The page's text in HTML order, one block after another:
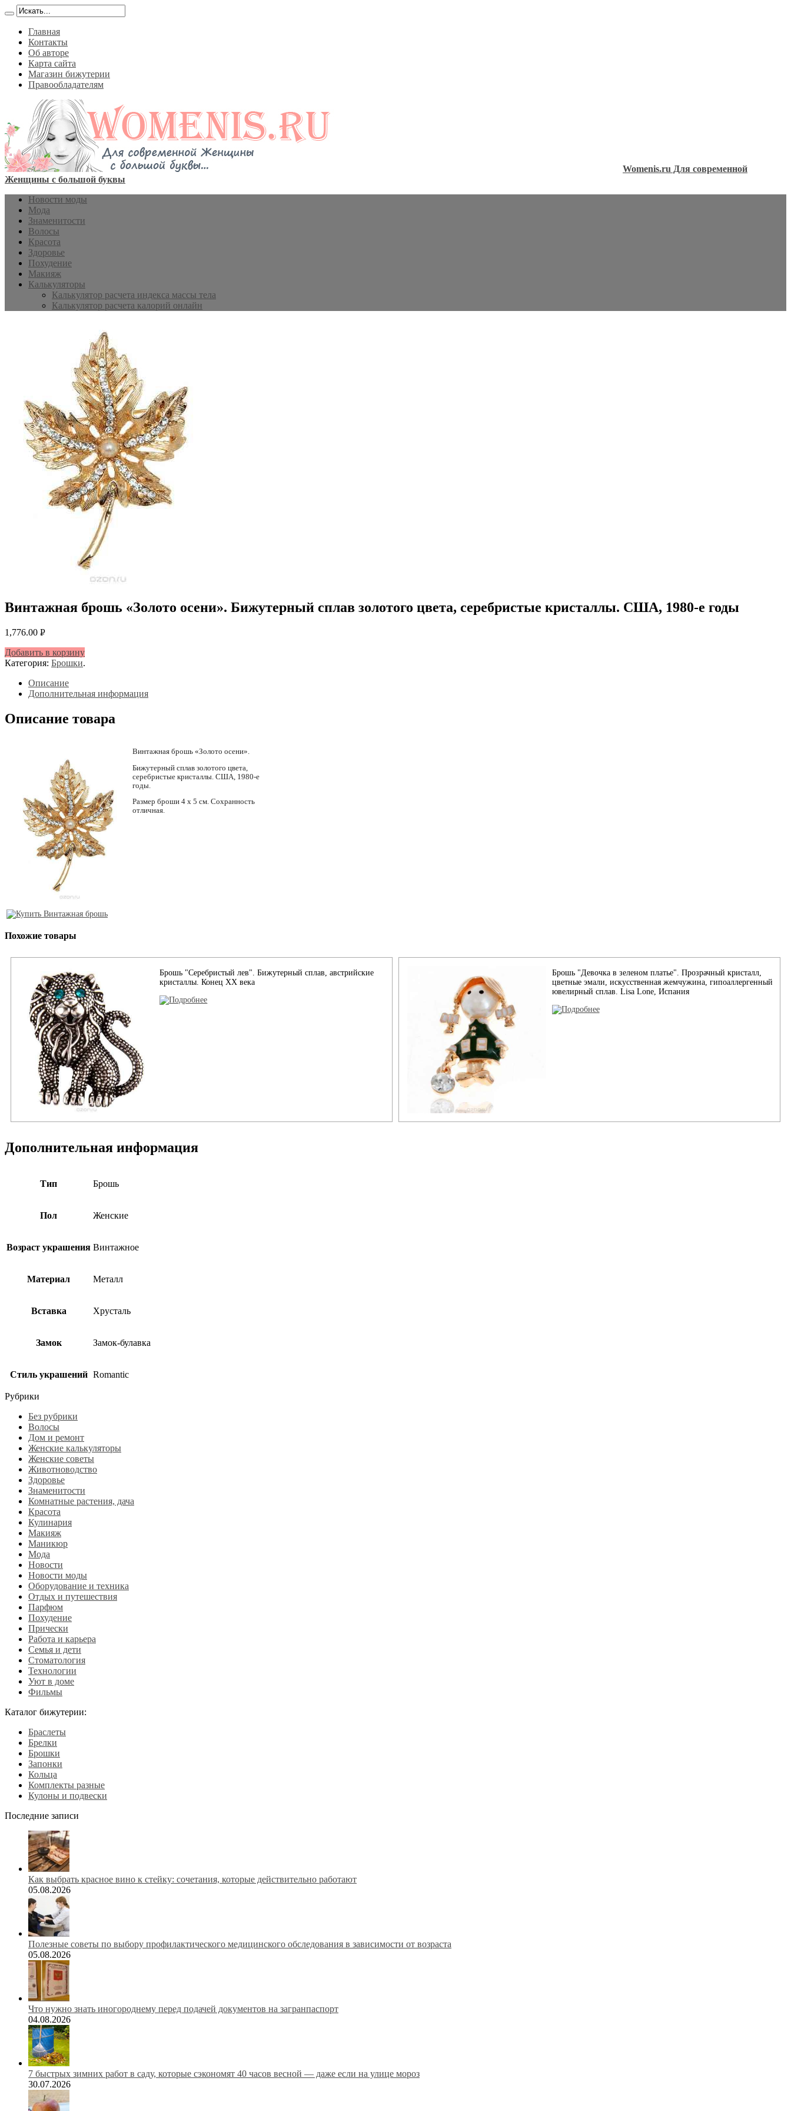
Главная
Контакты
Об авторе
Карта сайта
Магазин бижутерии
Правообладателям
Womenis.ru Для современной
Женщины с большой буквы
Новости моды
Мода
Знаменитости
Волосы
Красота
Здоровье
Похудение
Макияж
Калькуляторы
Калькулятор расчета индекса массы тела
Калькулятор расчета калорий онлайн
Винтажная брошь «Золото осени». Бижутерный сплав золотого цвета, серебристые кристаллы. США, 1980-е годы
1,776.00 Р
Добавить в корзину
Категория: Брошки.
Описание
Дополнительная информация
Описание товара
Винтажная брошь «Золото осени».
Бижутерный сплав золотого цвета,
серебристые кристаллы. США, 1980-е
годы.
Размер броши 4 х 5 см. Сохранность
отличная.
Похожие товары
Брошь "Серебристый лев". Бижутерный сплав, австрийские
кристаллы. Конец XX века
Брошь "Девочка в зеленом платье". Прозрачный кристалл,
цветные эмали, искусственная жемчужина, гипоаллергенный
ювелирный сплав. Lisa Lone, Испания
Дополнительная информация
Тип Брошь
Пол Женские
Возраст украшения Винтажное
Материал Металл
Вставка Хрусталь
Замок Замок-булавка
Стиль украшений Romantic
Рубрики
Без рубрики
Волосы
Дом и ремонт
Женские калькуляторы
Женские советы
Животноводство
Здоровье
Знаменитости
Комнатные растения, дача
Красота
Кулинария
Макияж
Маникюр
Мода
Новости
Новости моды
Оборудование и техника
Отдых и путешествия
Парфюм
Похудение
Прически
Работа и карьера
Семья и дети
Стоматология
Технологии
Уют в доме
Фильмы
Каталог бижутерии:
Браслеты
Брелки
Брошки
Запонки
Кольца
Комплекты разные
Кулоны и подвески
Последние записи
Как выбрать красное вино к стейку: сочетания, которые действительно работают
05.08.2026
Полезные советы по выбору профилактического медицинского обследования в зависимости от возраста
05.08.2026
Что нужно знать иногороднему перед подачей документов на загранпаспорт
04.08.2026
7 быстрых зимних работ в саду, которые сэкономят 40 часов весной — даже если на улице мороз
30.07.2026